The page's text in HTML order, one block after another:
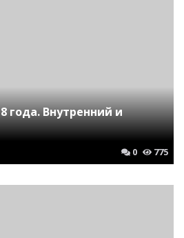
года. Внутренний и
0 775